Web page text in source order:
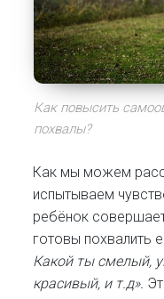
Как повысить
похвалы?
Как мы можем
испытываем
ребёнок
готовы похвалить
Какой ты смелый,
красивый, и т.д».